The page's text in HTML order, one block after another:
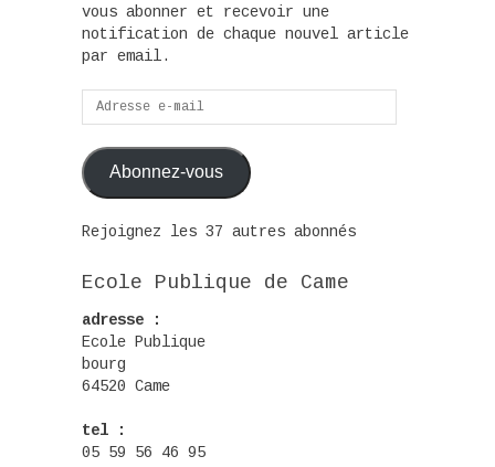
vous abonner et recevoir une
notification de chaque nouvel article
par email.
Adresse
e-
mail
Abonnez-vous
Rejoignez les 37 autres abonnés
Ecole Publique de Came
adresse :
Ecole Publique
bourg
64520 Came
tel :
05 59 56 46 95